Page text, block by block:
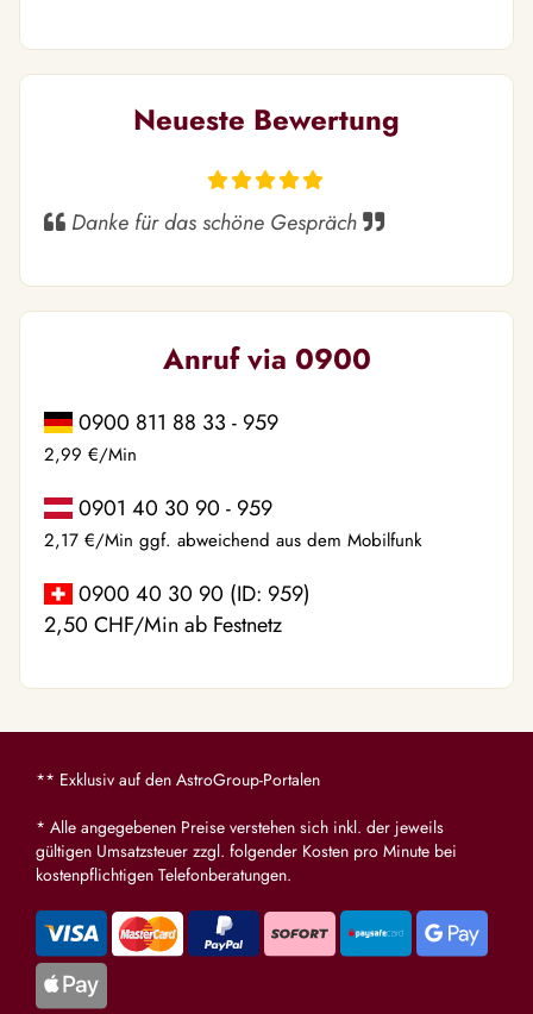
Neueste Bewertung
Danke für das schöne Gespräch
Anruf via 0900
0900 811 88 33 - 959
2,99 €/Min
0901 40 30 90 - 959
2,17 €/Min ggf. abweichend aus dem Mobilfunk
0900 40 30 90 (ID: 959)
2,50 CHF/Min ab Festnetz
** Exklusiv auf den AstroGroup-Portalen
* Alle angegebenen Preise verstehen sich inkl. der jeweils
gültigen Umsatzsteuer zzgl. folgender Kosten pro Minute bei
kostenpflichtigen Telefonberatungen.